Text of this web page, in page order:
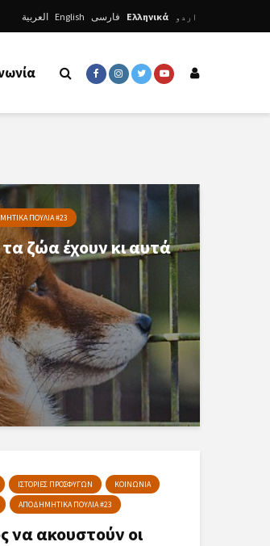
العربية English فارسی Ελληνικά اردو
ΠΟΥΛΙΑ #23
ζώα έχουν κι αυτά
ΙΣΤΟΡΙΕΣ ΠΡΟΣΦΥΓΩΝ
ΚΟΙΝΩΝΙΑ
ΑΠΟΔΗΜΗΤΙΚΑ ΠΟΥΛΙΑ #23
να ακουστούν οι